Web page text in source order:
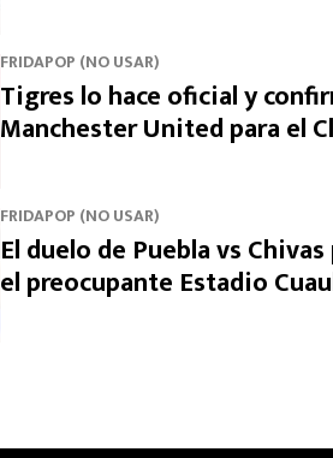
FRIDAPOP (NO USAR)
Tigres lo hace oficial y
Manchester United para el
FRIDAPOP (NO USAR)
El duelo de Puebla vs
el preocupante Estadio